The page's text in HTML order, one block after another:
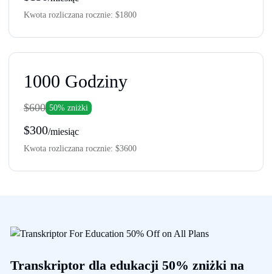
Kwota rozliczana rocznie: $1800
1000 Godziny
$600 50% zniżki
$300/miesiąc
Kwota rozliczana rocznie: $3600
Transkriptor dla edukacji 50% zniżki na